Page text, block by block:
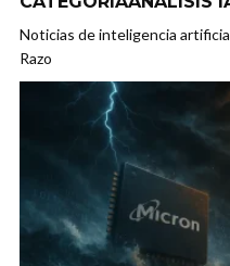
Noticias de inteligencia
Razo